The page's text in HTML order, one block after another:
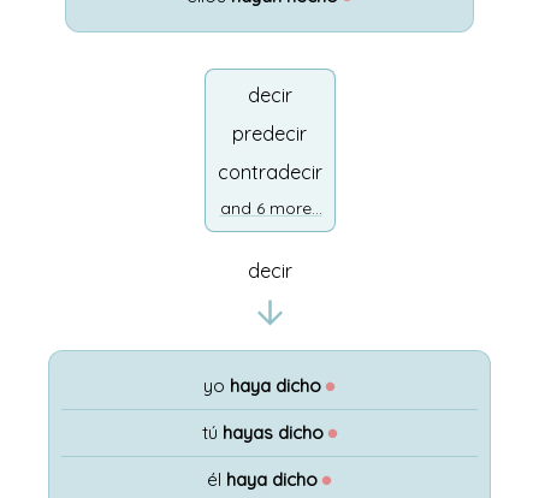
decir
predecir
contradecir
and 6 more...
decir
yo haya dicho ●
tú hayas dicho ●
él haya dicho ●